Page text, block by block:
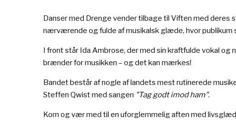
Danser med Drenge vender tilbage til Viften med
nærværende og fulde af musikalsk glæde, hvor publikum
I front står Ida Ambrose, der med sin kraftfulde vokal
brænder for musikken – og det kan mærkes!
Bandet består af nogle af landets mest rutinerede
Steffen Qwist med sangen "Tag godt imod ham".
Kom og vær med til en uforglemmelig aften med